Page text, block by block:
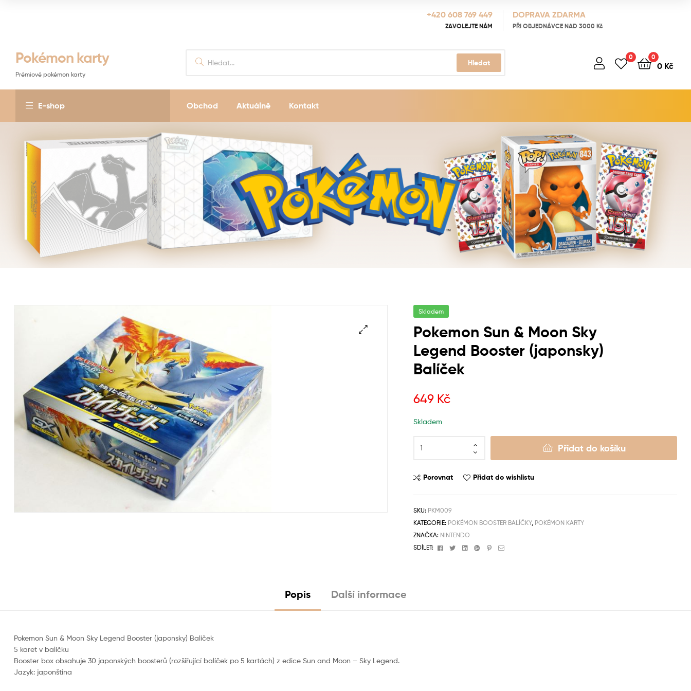
+420 608 769 449
ZAVOLEJTE NÁM
DOPRAVA ZDARMA
PŘI OBJEDNÁVCE NAD 3000 Kč
Pokémon karty
Prémiové pokémon karty
Hledat
0 0
0 Kč
E-shop Obchod Aktuálně Kontakt
Skladem
Pokemon Sun & Moon Sky
Legend Booster (japonsky)
Balíček
649 Kč
Skladem
Přidat do košíku
Porovnat Přidat do wishlistu
SKU: PKM009
KATEGORIE: POKÉMON BOOSTER BALÍČKY, POKÉMON KARTY
ZNAČKA: NINTENDO
SDÍLET:
FacebookTwitterLinkedinGoogle+Pinterest
Email
Popis Další informace
Pokemon Sun & Moon Sky Legend Booster (japonsky) Balíček
5 karet v balíčku
Booster box obsahuje 30 japonských boosterů (rozšiřující balíček po 5 kartách) z edice Sun and Moon – Sky Legend.
Jazyk: japonština